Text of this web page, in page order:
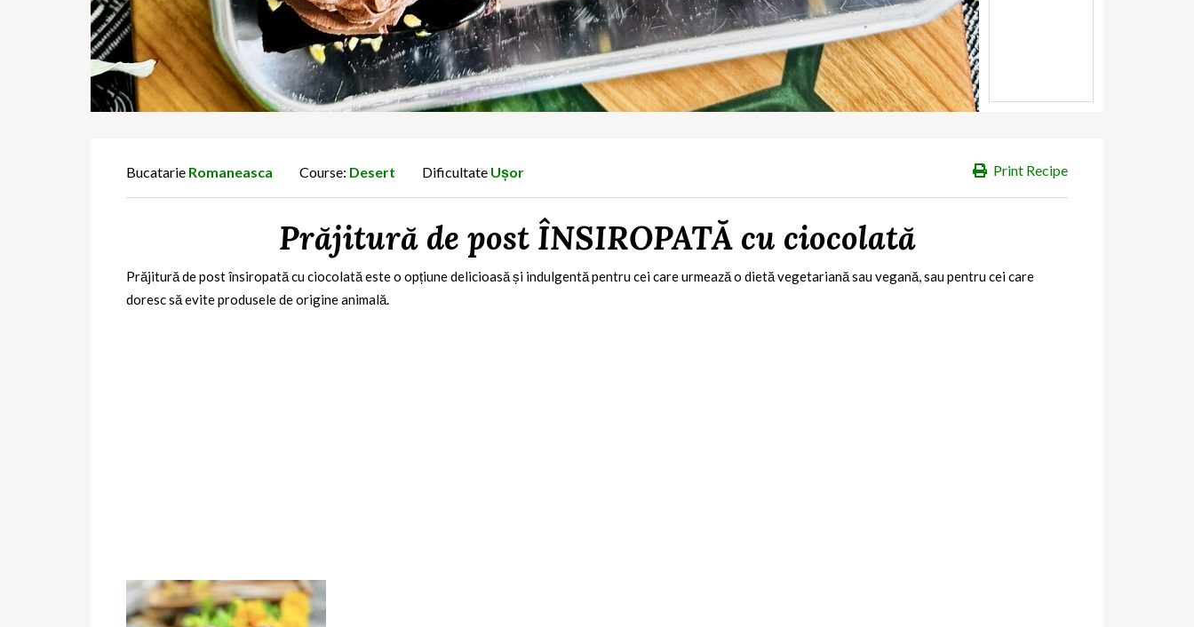
Print Recipe
Bucatarie Romaneasca Course: Desert Dificultate Ușor
Prăjitură de post ÎNSIROPATĂ cu ciocolată
Prăjitură de post însiropată cu ciocolată este o opțiune delicioasă și indulgentă pentru cei care urmează o dietă vegetariană sau vegană, sau pentru cei care
doresc să evite produsele de origine animală.